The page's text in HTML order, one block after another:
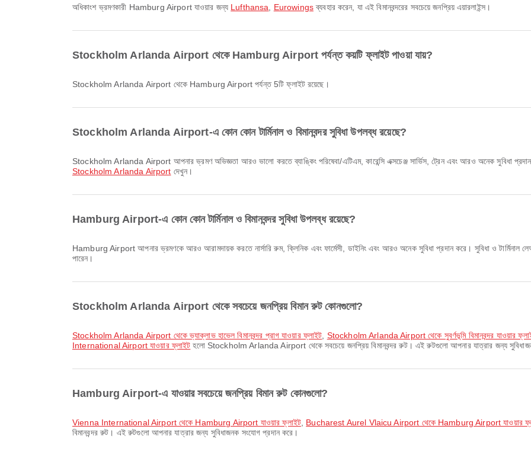
অধিকাংশ ভ্রমণকারী Hamburg Airport যাওয়ার জন্য Lufthansa Eurowingsব্যবহার করেন, যা এই বিমানবন্দরের সবচেয়ে জনপ্রিয় এয়ারলাইন্স।
Stockholm Arlanda Airport থেকে Hamburg Airport পর্যন্ত কয়টি ফ্লাইট পাওয়া যায়?
Stockholm Arlanda Airport থেকে Hamburg Airport পর্যন্ত 5টি ফ্লাইট রয়েছে।
Stockholm Arlanda Airport-এ কোন কোন টার্মিনাল ও বিমানবন্দর সুবিধা উপলব্ধ রয়েছে?
Stockholm Arlanda Airport আপনার ভ্রমণ অভিজ্ঞতা আরও ভালো করতে ব্যাঙ্কিং পরিষেবা/এটিএম, কারেন্সি এক্সচেঞ্জ সার্ভিস, ট্রেন এবং আরও অনেক সুবিধা প্রদান
Stockholm Arlanda Airport দেখুন।
Hamburg Airport-এ কোন কোন টার্মিনাল ও বিমানবন্দর সুবিধা উপলব্ধ রয়েছে?
Hamburg Airport আপনার ভ্রমণকে আরও আরামদায়ক করতে নার্সারি রুম, ক্লিনিক এবং ফার্মেসী, ডাইনিং এবং আরও অনেক সুবিধা প্রদান করে। সুবিধা ও টার্মিনাল
পারেন।
Stockholm Arlanda Airport থেকে সবচেয়ে জনপ্রিয় বিমান রুট কোনগুলো?
Stockholm Arlanda Airport থেকে ভ্যাক্লাভ হাভেল বিমানবন্দর প্রাগ যাওয়ার ফ্লাইট Stockholm Arlanda Airport থেকে সুবর্ণভূমি বিমানবন্দর যাওয়ার
International Airport যাওয়ার ফ্লাইট হলো Stockholm Arlanda Airport থেকে সবচেয়ে জনপ্রিয় বিমানবন্দর রুট। এই রুটগুলো আপনার যাত্রার জন্য
Hamburg Airport-এ যাওয়ার সবচেয়ে জনপ্রিয় বিমান রুট কোনগুলো?
Vienna International Airport থেকে Hamburg Airport যাওয়ার ফ্লাইট, Bucharest Aurel Vlaicu Airport থেকে Hamburg Airport যাওয়ার
বিমানবন্দর রুট। এই রুটগুলো আপনার যাত্রার জন্য সুবিধাজনক সংযোগ প্রদান করে।